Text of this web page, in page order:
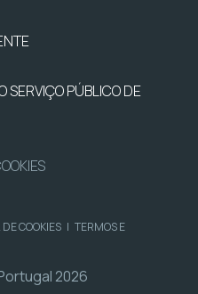
SERVIÇO PÚBLICO DE
COOKIES | TERMOS E
2026